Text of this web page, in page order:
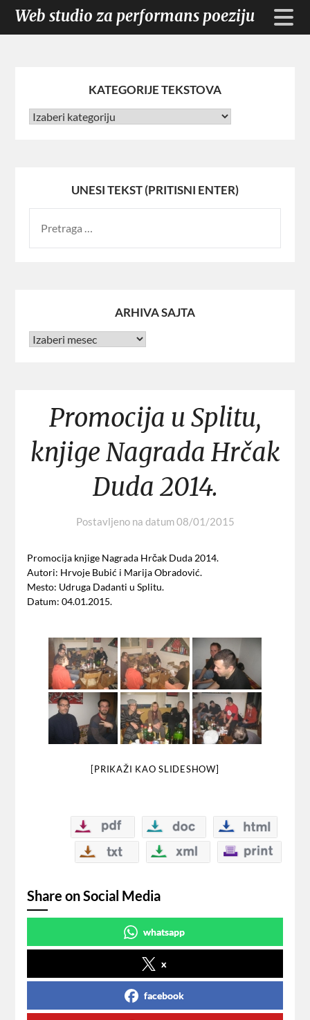
Web studio za performans poeziju
KATEGORIJE TEKSTOVA
UNESI TEKST (PRITISNI ENTER)
ARHIVA SAJTA
Promocija u Splitu,
knjige Nagrada Hrčak
Duda 2014.
Postavljeno na datum08/01/2015
Promocija knjige Nagrada Hrčak Duda 2014.
Autori: Hrvoje Bubić i Marija Obradović.
Mesto: Udruga Dadanti u Splitu.
Datum: 04.01.2015.
[PRIKAŽI KAO SLIDESHOW]
Share on Social Media
whatsapp
x
facebook